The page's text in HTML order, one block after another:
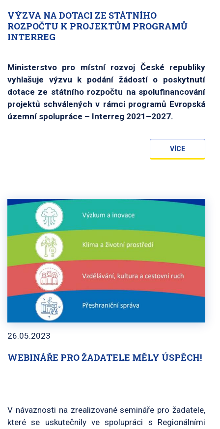
VÝZVA NA DOTACI ZE STÁTNÍHO
ROZPOČTU K PROJEKTŮM PROGRAMŮ
INTERREG
Ministerstvo pro místní rozvoj České republiky
vyhlašuje výzvu k podání žádostí o poskytnutí
dotace ze státního rozpočtu na spolufinancování
projektů schválených v rámci programů Evropská
územní spolupráce – Interreg 2021–2027.
VÍCE
WEBINÁŘE PRO ŽADATELE MĚLY ÚSPĚCH!
26.05.2023
V návaznosti na zrealizované semináře pro žadatele,
které se uskutečnily ve spolupráci s Regionálními